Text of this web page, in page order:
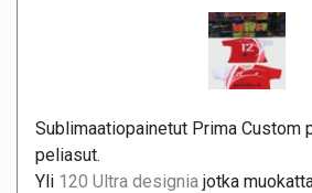
Sublimaatiopainetut Prima Custom
peliasut.
Yli 120 Ultra designia jotka